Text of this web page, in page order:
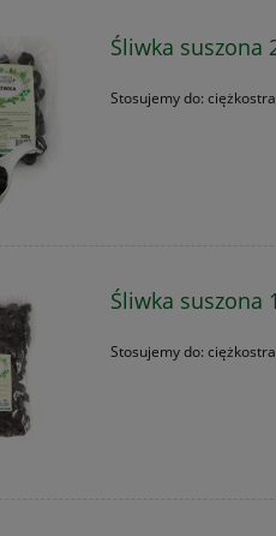
Śliwka suszona
Stosujemy do:
Śliwka suszona
Stosujemy do: